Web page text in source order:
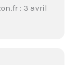
: 3 avril